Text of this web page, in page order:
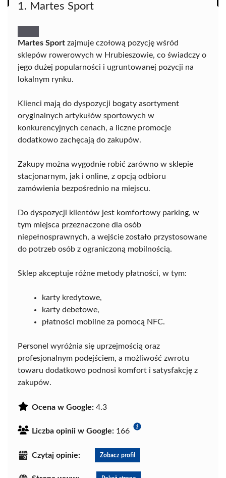
1. Martes Sport
Martes Sport zajmuje czołową pozycję wśród
sklepów rowerowych w Hrubieszowie, co świadczy o
jego dużej popularności i ugruntowanej pozycji na
lokalnym rynku.
Klienci mają do dyspozycji bogaty asortyment
oryginalnych artykułów sportowych w
konkurencyjnych cenach, a liczne promocje
dodatkowo zachęcają do zakupów.
Zakupy można wygodnie robić zarówno w sklepie
stacjonarnym, jak i online, z opcją odbioru
zamówienia bezpośrednio na miejscu.
Do dyspozycji klientów jest komfortowy parking, w
tym miejsca przeznaczone dla osób
niepełnosprawnych, a wejście zostało przystosowane
do potrzeb osób z ograniczoną mobilnością.
Sklep akceptuje różne metody płatności, w tym:
karty kredytowe,
karty debetowe,
płatności mobilne za pomocą NFC.
Personel wyróżnia się uprzejmością oraz
profesjonalnym podejściem, a możliwość zwrotu
towaru dodatkowo podnosi komfort i satysfakcję z
zakupów.
Ocena w Google: 4.3
Liczba opinii w Google: 166
Czytaj opinie: Zobacz profil